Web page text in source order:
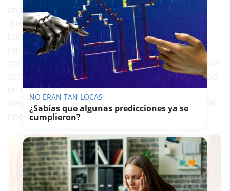
un uso correcto de estas tecnologías”
que “pedir cita médica, realizar gestiones
bancarias, comprar por Internet, buscar
información, leer prensa digital, mantener
comunicación con seres queridos o sencillamente
estar presente en las redes sociales es, a menudo,
un deseo no satisfecho de muchos de nuestros
mayores por no contar con la capacitación digital
necesaria”.
NO ERAN TAN LOCAS
¿Sabías que algunas predicciones ya se
cumplieron?